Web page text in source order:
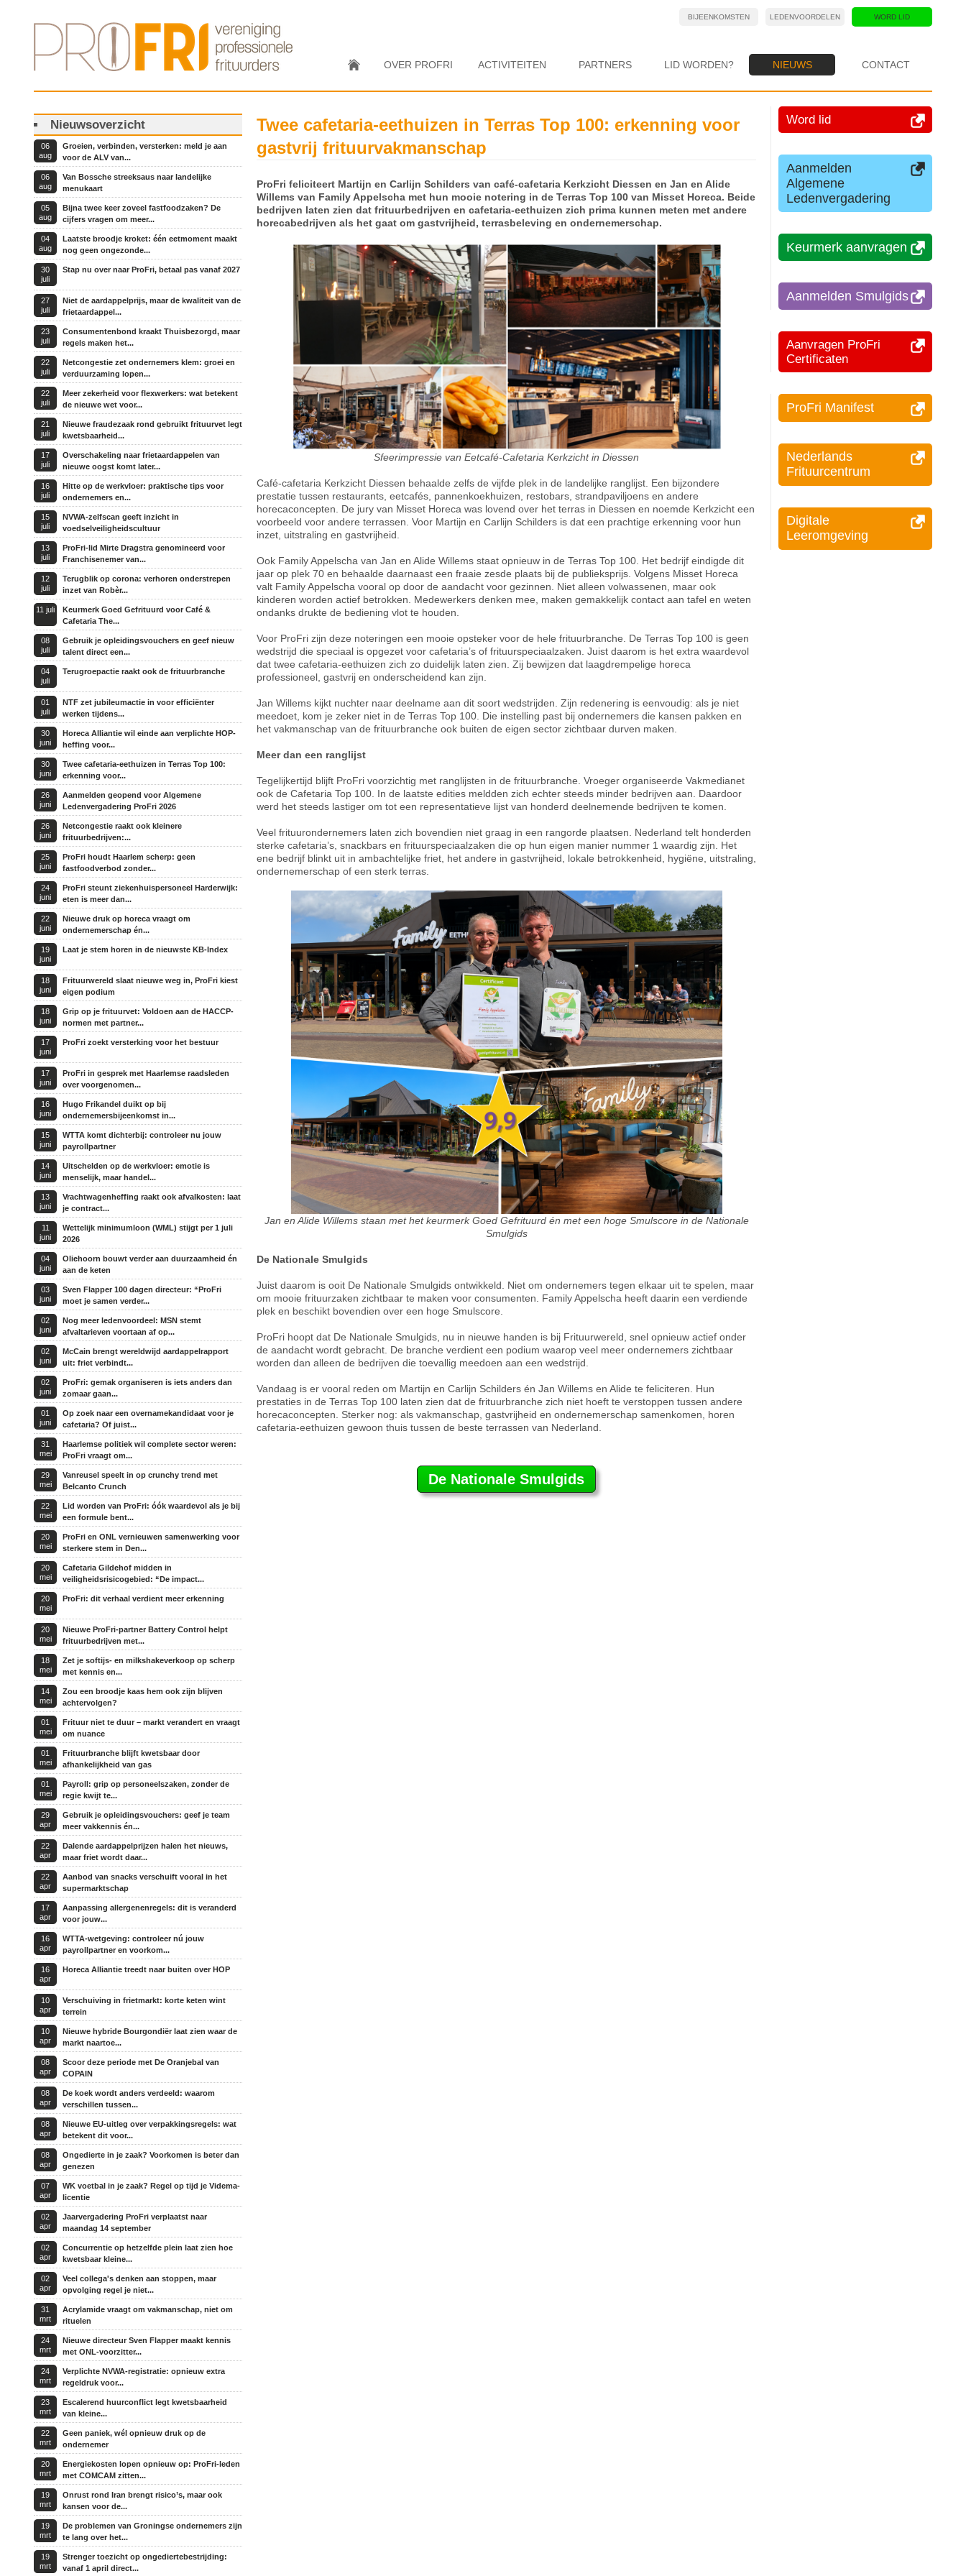
BIJEENKOMSTEN LEDENVOORDELEN WORD LID
OVER PROFRI ACTIVITEITEN PARTNERS LID WORDEN? NIEUWS CONTACT
Nieuwsoverzicht
06
aug
Groeien, verbinden, versterken: meld je aan
voor de ALV van...
06
aug
Van Bossche streeksaus naar landelijke
menukaart
05
aug
Bijna twee keer zoveel fastfoodzaken? De
cijfers vragen om meer...
04
aug
Laatste broodje kroket: één eetmoment maakt
nog geen ongezonde...
30
juli
Stap nu over naar ProFri, betaal pas vanaf 2027
27
juli
Niet de aardappelprijs, maar de kwaliteit van de
frietaardappel...
23
juli
Consumentenbond kraakt Thuisbezorgd, maar
regels maken het...
22
juli
Netcongestie zet ondernemers klem: groei en
verduurzaming lopen...
22
juli
Meer zekerheid voor flexwerkers: wat betekent
de nieuwe wet voor...
21
juli
Nieuwe fraudezaak rond gebruikt frituurvet legt
kwetsbaarheid...
17
juli
Overschakeling naar frietaardappelen van
nieuwe oogst komt later...
16
juli
Hitte op de werkvloer: praktische tips voor
ondernemers en...
15
juli
NVWA-zelfscan geeft inzicht in
voedselveiligheidscultuur
13
juli
ProFri-lid Mirte Dragstra genomineerd voor
Franchisenemer van...
12
juli
Terugblik op corona: verhoren onderstrepen
inzet van Robèr...
11 juli
Keurmerk Goed Gefrituurd voor Café &
Cafetaria The...
08
juli
Gebruik je opleidingsvouchers en geef nieuw
talent direct een...
04
juli
Terugroepactie raakt ook de frituurbranche
01
juli
NTF zet jubileumactie in voor efficiënter
werken tijdens...
30
juni
Horeca Alliantie wil einde aan verplichte HOP-
heffing voor...
30
juni
Twee cafetaria-eethuizen in Terras Top 100:
erkenning voor...
26
juni
Aanmelden geopend voor Algemene
Ledenvergadering ProFri 2026
26
juni
Netcongestie raakt ook kleinere
frituurbedrijven:...
25
juni
ProFri houdt Haarlem scherp: geen
fastfoodverbod zonder...
24
juni
ProFri steunt ziekenhuispersoneel Harderwijk:
eten is meer dan...
22
juni
Nieuwe druk op horeca vraagt om
ondernemerschap én...
19
juni
Laat je stem horen in de nieuwste KB-Index
18
juni
Frituurwereld slaat nieuwe weg in, ProFri kiest
eigen podium
18
juni
Grip op je frituurvet: Voldoen aan de HACCP-
normen met partner...
17
juni
ProFri zoekt versterking voor het bestuur
17
juni
ProFri in gesprek met Haarlemse raadsleden
over voorgenomen...
16
juni
Hugo Frikandel duikt op bij
ondernemersbijeenkomst in...
15
juni
WTTA komt dichterbij: controleer nu jouw
payrollpartner
14
juni
Uitschelden op de werkvloer: emotie is
menselijk, maar handel...
13
juni
Vrachtwagenheffing raakt ook afvalkosten: laat
je contract...
11
juni
Wettelijk minimumloon (WML) stijgt per 1 juli
2026
04
juni
Oliehoorn bouwt verder aan duurzaamheid én
aan de keten
03
juni
Sven Flapper 100 dagen directeur: “ProFri
moet je samen verder...
02
juni
Nog meer ledenvoordeel: MSN stemt
afvaltarieven voortaan af op...
02
juni
McCain brengt wereldwijd aardappelrapport
uit: friet verbindt...
02
juni
ProFri: gemak organiseren is iets anders dan
zomaar gaan...
01
juni
Op zoek naar een overnamekandidaat voor je
cafetaria? Of juist...
31
mei
Haarlemse politiek wil complete sector weren:
ProFri vraagt om...
29
mei
Vanreusel speelt in op crunchy trend met
Belcanto Crunch
22
mei
Lid worden van ProFri: óók waardevol als je bij
een formule bent...
20
mei
ProFri en ONL vernieuwen samenwerking voor
sterkere stem in Den...
20
mei
Cafetaria Gildehof midden in
veiligheidsrisicogebied: “De impact...
20
mei
ProFri: dit verhaal verdient meer erkenning
20
mei
Nieuwe ProFri-partner Battery Control helpt
frituurbedrijven met...
18
mei
Zet je softijs- en milkshakeverkoop op scherp
met kennis en...
14
mei
Zou een broodje kaas hem ook zijn blijven
achtervolgen?
01
mei
Frituur niet te duur – markt verandert en vraagt
om nuance
01
mei
Frituurbranche blijft kwetsbaar door
afhankelijkheid van gas
01
mei
Payroll: grip op personeelszaken, zonder de
regie kwijt te...
29
apr
Gebruik je opleidingsvouchers: geef je team
meer vakkennis én...
22
apr
Dalende aardappelprijzen halen het nieuws,
maar friet wordt daar...
22
apr
Aanbod van snacks verschuift vooral in het
supermarktschap
17
apr
Aanpassing allergenenregels: dit is veranderd
voor jouw...
16
apr
WTTA-wetgeving: controleer nú jouw
payrollpartner en voorkom...
16
apr
Horeca Alliantie treedt naar buiten over HOP
10
apr
Verschuiving in frietmarkt: korte keten wint
terrein
10
apr
Nieuwe hybride Bourgondiër laat zien waar de
markt naartoe...
08
apr
Scoor deze periode met De Oranjebal van
COPAIN
08
apr
De koek wordt anders verdeeld: waarom
verschillen tussen...
08
apr
Nieuwe EU-uitleg over verpakkingsregels: wat
betekent dit voor...
08
apr
Ongedierte in je zaak? Voorkomen is beter dan
genezen
07
apr
WK voetbal in je zaak? Regel op tijd je Videma-
licentie
02
apr
Jaarvergadering ProFri verplaatst naar
maandag 14 september
02
apr
Concurrentie op hetzelfde plein laat zien hoe
kwetsbaar kleine...
02
apr
Veel collega's denken aan stoppen, maar
opvolging regel je niet...
31
mrt
Acrylamide vraagt om vakmanschap, niet om
rituelen
24
mrt
Nieuwe directeur Sven Flapper maakt kennis
met ONL-voorzitter...
24
mrt
Verplichte NVWA-registratie: opnieuw extra
regeldruk voor...
23
mrt
Escalerend huurconflict legt kwetsbaarheid
van kleine...
22
mrt
Geen paniek, wél opnieuw druk op de
ondernemer
20
mrt
Energiekosten lopen opnieuw op: ProFri-leden
met COMCAM zitten...
19
mrt
Onrust rond Iran brengt risico’s, maar ook
kansen voor de...
19
mrt
De problemen van Groningse ondernemers zijn
te lang over het...
19
mrt
Strenger toezicht op ongediertebestrijding:
vanaf 1 april direct...
Twee cafetaria-eethuizen in Terras Top 100: erkenning voor
gastvrij frituurvakmanschap
ProFri feliciteert Martijn en Carlijn Schilders van café-cafetaria Kerkzicht Diessen en Jan en Alide
Willems van Family Appelscha met hun mooie notering in de Terras Top 100 van Misset Horeca. Beide
bedrijven laten zien dat frituurbedrijven en cafetaria-eethuizen zich prima kunnen meten met andere
horecabedrijven als het gaat om gastvrijheid, terrasbeleving en ondernemerschap.
Sfeerimpressie van Eetcafé-Cafetaria Kerkzicht in Diessen
Café-cafetaria Kerkzicht Diessen behaalde zelfs de vijfde plek in de landelijke ranglijst. Een bijzondere
prestatie tussen restaurants, eetcafés, pannenkoekhuizen, restobars, strandpaviljoens en andere
horecaconcepten. De jury van Misset Horeca was lovend over het terras in Diessen en noemde Kerkzicht een
voorbeeld voor andere terrassen. Voor Martijn en Carlijn Schilders is dat een prachtige erkenning voor hun
inzet, uitstraling en gastvrijheid.
Ook Family Appelscha van Jan en Alide Willems staat opnieuw in de Terras Top 100. Het bedrijf eindigde dit
jaar op plek 70 en behaalde daarnaast een fraaie zesde plaats bij de publieksprijs. Volgens Misset Horeca
valt Family Appelscha vooral op door de aandacht voor gezinnen. Niet alleen volwassenen, maar ook
kinderen worden actief betrokken. Medewerkers denken mee, maken gemakkelijk contact aan tafel en weten
ondanks drukte de bediening vlot te houden.
Voor ProFri zijn deze noteringen een mooie opsteker voor de hele frituurbranche. De Terras Top 100 is geen
wedstrijd die speciaal is opgezet voor cafetaria’s of frituurspeciaalzaken. Juist daarom is het extra waardevol
dat twee cafetaria-eethuizen zich zo duidelijk laten zien. Zij bewijzen dat laagdrempelige horeca
professioneel, gastvrij en onderscheidend kan zijn.
Jan Willems kijkt nuchter naar deelname aan dit soort wedstrijden. Zijn redenering is eenvoudig: als je niet
meedoet, kom je zeker niet in de Terras Top 100. Die instelling past bij ondernemers die kansen pakken en
het vakmanschap van de frituurbranche ook buiten de eigen sector zichtbaar durven maken.
Meer dan een ranglijst
Tegelijkertijd blijft ProFri voorzichtig met ranglijsten in de frituurbranche. Vroeger organiseerde Vakmedianet
ook de Cafetaria Top 100. In de laatste edities meldden zich echter steeds minder bedrijven aan. Daardoor
werd het steeds lastiger om tot een representatieve lijst van honderd deelnemende bedrijven te komen.
Veel frituurondernemers laten zich bovendien niet graag in een rangorde plaatsen. Nederland telt honderden
sterke cafetaria’s, snackbars en frituurspeciaalzaken die op hun eigen manier nummer 1 waardig zijn. Het
ene bedrijf blinkt uit in ambachtelijke friet, het andere in gastvrijheid, lokale betrokkenheid, hygiëne, uitstraling,
ondernemerschap of een sterk terras.
Jan en Alide Willems staan met het keurmerk Goed Gefrituurd én met een hoge Smulscore in de Nationale
Smulgids
De Nationale Smulgids
Juist daarom is ooit De Nationale Smulgids ontwikkeld. Niet om ondernemers tegen elkaar uit te spelen, maar
om mooie frituurzaken zichtbaar te maken voor consumenten. Family Appelscha heeft daarin een verdiende
plek en beschikt bovendien over een hoge Smulscore.
ProFri hoopt dat De Nationale Smulgids, nu in nieuwe handen is bij Frituurwereld, snel opnieuw actief onder
de aandacht wordt gebracht. De branche verdient een podium waarop veel meer ondernemers zichtbaar
worden dan alleen de bedrijven die toevallig meedoen aan een wedstrijd.
Vandaag is er vooral reden om Martijn en Carlijn Schilders én Jan Willems en Alide te feliciteren. Hun
prestaties in de Terras Top 100 laten zien dat de frituurbranche zich niet hoeft te verstoppen tussen andere
horecaconcepten. Sterker nog: als vakmanschap, gastvrijheid en ondernemerschap samenkomen, horen
cafetaria-eethuizen gewoon thuis tussen de beste terrassen van Nederland.
De Nationale Smulgids
Word lid
Aanmelden
Algemene
Ledenvergadering
Keurmerk aanvragen
Aanmelden Smulgids
Aanvragen ProFri
Certificaten
ProFri Manifest
Nederlands
Frituurcentrum
Digitale
Leeromgeving